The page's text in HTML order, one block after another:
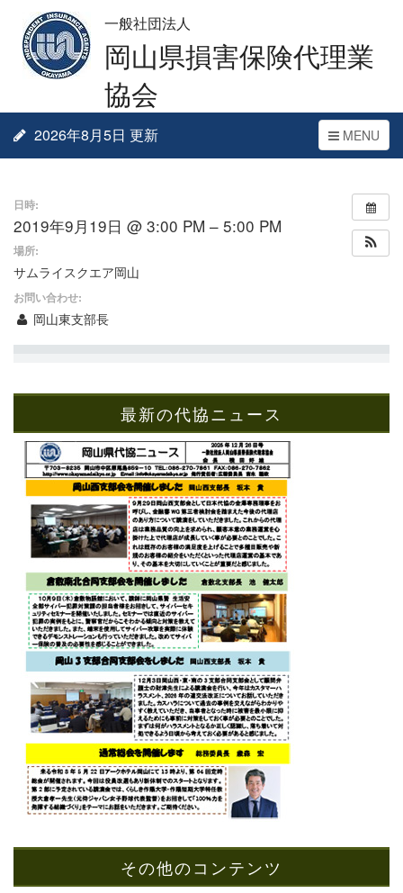
一般社団法人
岡山県損害保険代理業
協会
Toggle
navigation
MENU
2026年8月5日 更新
日時:
2019年9月19日 @ 3:00 PM – 5:00 PM
場所:
サムライスクエア岡山
お問い合わせ:
岡山東支部長
最新の代協ニュース
その他のコンテンツ